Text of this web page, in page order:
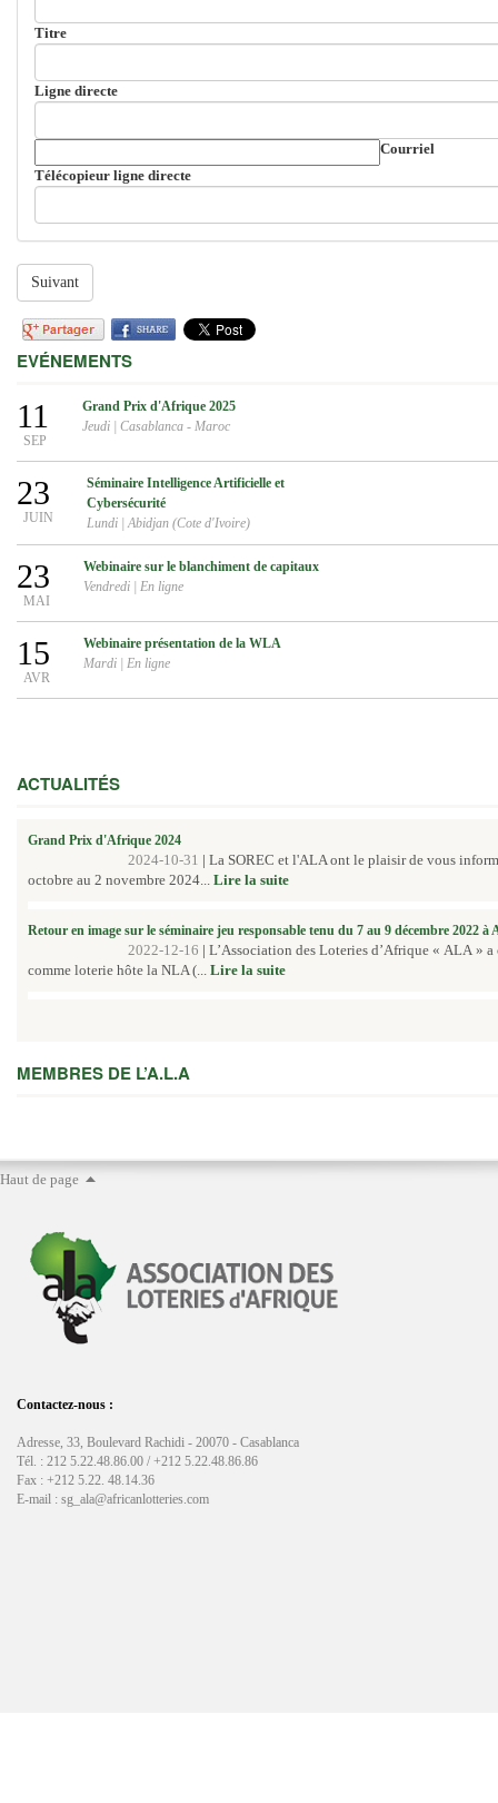
Titre
Ligne directe
Courriel
Télécopieur ligne directe
Suivant
EVÉNEMENTS
11
SEP
Grand Prix d'Afrique 2025
Jeudi
Casablanca - Maroc
23
JUIN
Séminaire Intelligence Artificielle et
Cybersécurité
Lundi |Abidjan (Cote d'Ivoire)
23
MAI
Webinaire sur le blanchiment de capitaux
Vendredi
En ligne
15
AVR
Webinaire présentation de la WLA
Mardi
En ligne
ACTUALITÉS
Grand Prix d'Afrique 2024
2024-10-31 | La SOREC et l'ALA ont le plaisir de vous
octobre au 2 novembre 2024... Lire la suite
Retour en image sur le séminaire jeu responsable tenu du 7 au 9 décembre 2022 à
2022-12-16 | L’Association des Loteries d’Afrique « ALA »
comme loterie hôte la NLA (... Lire la suite
MEMBRES DE L’A.L.A
Haut de page
Contactez-nous :
Adresse, 33, Boulevard Rachidi - 20070 - Casablanca
Tél. : 212 5.22.48.86.00 / +212 5.22.48.86.86
Fax : +212 5.22. 48.14.36
E-mail : sg_ala@africanlotteries.com